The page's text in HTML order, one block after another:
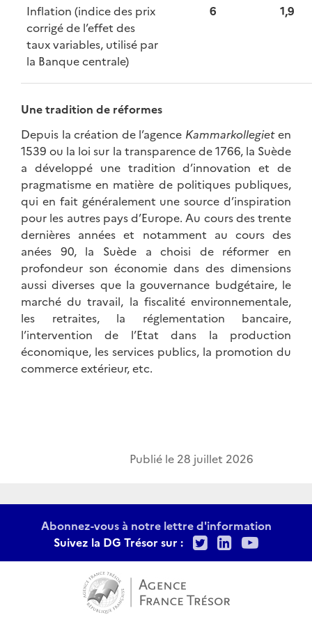
Inflation (indice des prix
corrigé de l’effet des
taux variables, utilisé par
la Banque centrale)
6 1,9
Une tradition de réformes
Depuis la création de l’agence Kammarkollegieten
1539 ou la loi sur la transparence de 1766, la Suède
a développé une tradition d’innovation et de
pragmatisme en matière de politiques publiques,
qui en fait généralement une source d’inspiration
pour les autres pays d’Europe. Au cours des trente
dernières années et notamment au cours des
anées 90, la Suède a choisi de réformer en
profondeur son économie dans des dimensions
aussi diverses que la gouvernance budgétaire, le
marché du travail, la fiscalité environnementale,
les retraites, la réglementation bancaire,
l’intervention de l’Etat dans la production
économique, les services publics, la promotion du
commerce extérieur, etc.
Publié le 28 juillet 2026
Abonnez-vous à notre lettre d'information
Suivez la DG Trésor sur :
TwitterLinkedIn